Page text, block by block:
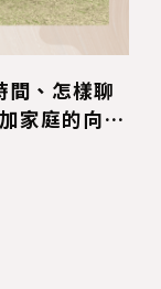
間、怎樣聊
家庭的向心